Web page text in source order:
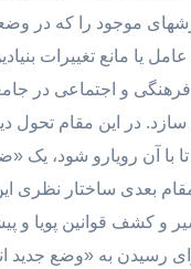
موجود را که در
یا مانع تغییرات
فرهنگی و اجتماعی در
در این مقام تحول
با آن رویارو شود، یک
بعدی ساختار نظری
و کشف قوانین پویا و
رسیدن به «وضع جدید